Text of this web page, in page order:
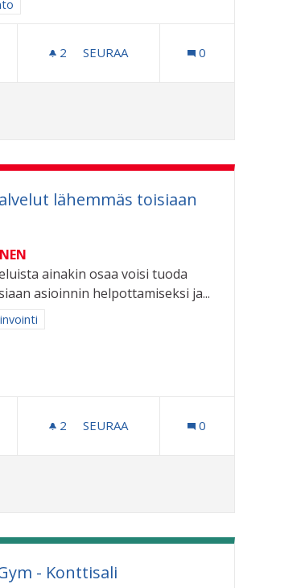
mukaan: Puistot ja luonto
2 2 SEURAAJAA
SEURAA 0
KAUPUNKILAISTEN JA YRITYSTEN
lähemmäs toisiaan
ainakin osaa voisi tuoda
asioinnin helpottamiseksi ja...
mukaan: Terveys ja hyvinvointi
2 2 SEURAAJAA
SEURAA 0
- Konttisali